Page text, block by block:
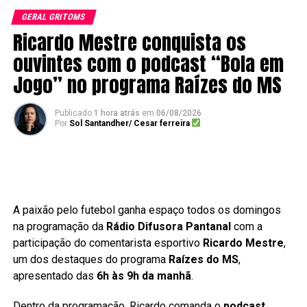
GERAL GRITOMS
Ricardo Mestre conquista os
ouvintes com o podcast “Bola em
Jogo” no programa Raízes do MS
Publicado 1 hora atrás em 06/08/2026
Por Sol Santandher/ Cesar ferreira
A paixão pelo futebol ganha espaço todos os domingos
na programação da Rádio Difusora Pantanalcom a
participação do comentarista esportivo Ricardo Mestre,
um dos destaques do programa Raízes do MS,
apresentado das 6h às 9h da manhã.